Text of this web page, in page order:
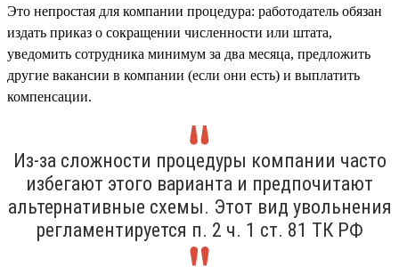
Это непростая для компании процедура: работодатель обязан
издать приказ о сокращении численности или штата,
уведомить сотрудника минимум за два месяца, предложить
другие вакансии в компании (если они есть) и выплатить
компенсации.
Из-за сложности процедуры компании часто
избегают этого варианта и предпочитают
альтернативные схемы. Этот вид увольнения
регламентируется п. 2 ч. 1 ст. 81 ТК РФ